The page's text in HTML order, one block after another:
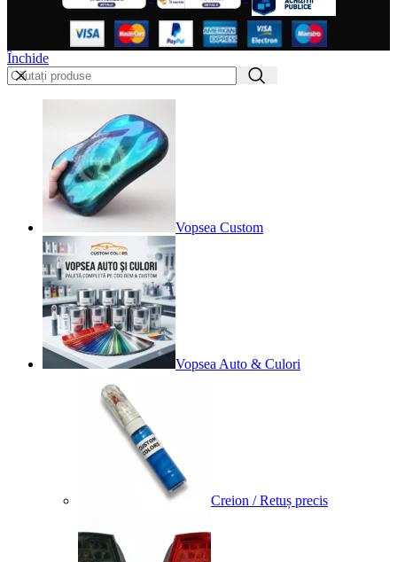
Închide
Vopsea Custom
Vopsea Auto & Culori
Creion / Retuș precis